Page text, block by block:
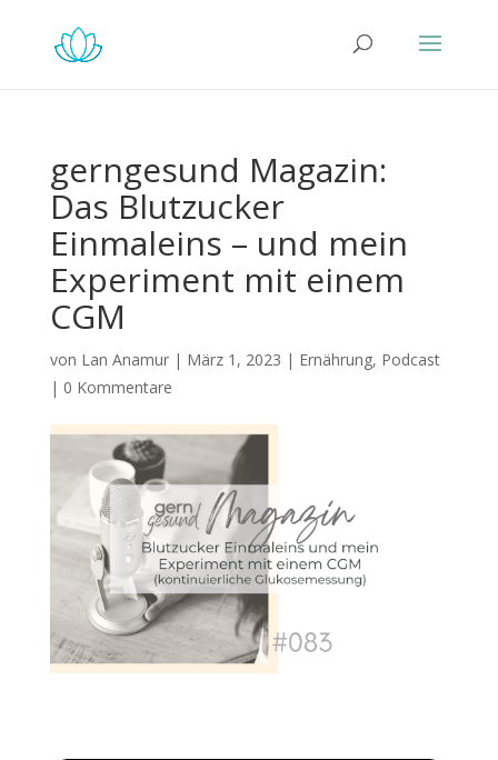
gerngesund Magazin:
Das Blutzucker
Einmaleins – und mein
Experiment mit einem
CGM
von Lan Anamur| März 1, 2023 | Ernährung, Podcast
| 0 Kommentare